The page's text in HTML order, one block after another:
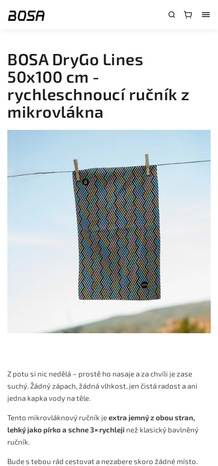
BOSA DryGo Lines
50x100 cm -
rychleschnoucí ručník z
mikrovlákna
Z potu si nic nedělá – prostě ho nasaje a za chvíli je zase
suchý. Žádný zápach, žádná vlhkost, jen čistá radost a ani
jedna kapka vody na těle.
Tento mikrovláknový ručník jeextra jemný z obou stran,
lehký jako pírko a schne 3× rychleji než klasický bavlněný
ručník.
Bude s tebou rád cestovat a nezabere skoro žádné místo.